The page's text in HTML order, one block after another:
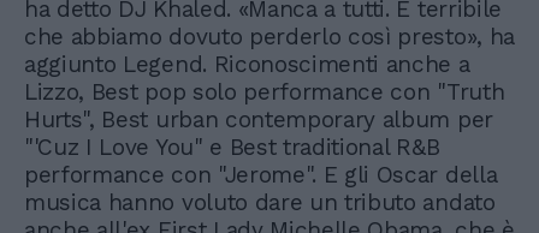
ha detto DJ Khaled. «Manca a tutti. È terribile
che abbiamo dovuto perderlo così presto», ha
aggiunto Legend. Riconoscimenti anche a
Lizzo, Best pop solo performance con "Truth
Hurts", Best urban contemporary album per
"'Cuz I Love You" e Best traditional R&B
performance con "Jerome". E gli Oscar della
musica hanno voluto dare un tributo andato